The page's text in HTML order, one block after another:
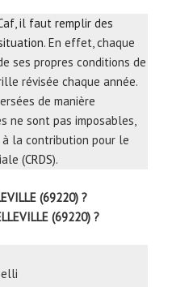
il faut remplir des
. En effet, chaque
ses propres conditions de
révisée chaque année.
de manière
ne sont pas imposables,
la contribution pour le
(CRDS).
(69220) ?
(69220) ?